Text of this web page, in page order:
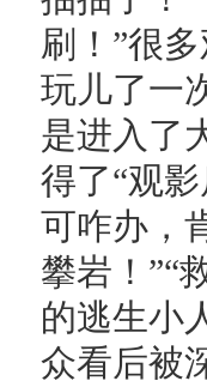
刷！”很
玩儿了一
是进入了
得了“观
可咋办，
攀岩！”“
的逃生小
众看后被